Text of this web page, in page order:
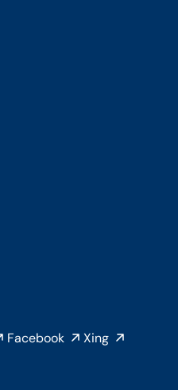
Facebook Xing